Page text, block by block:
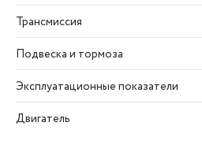
Трансмиссия
Подвеска и тормоза
Эксплуатационные показатели
Двигатель